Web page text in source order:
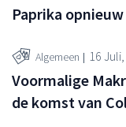
Paprika
Algemeen 16
Voormalige
de komst van